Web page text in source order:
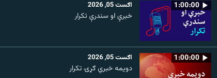
1:00:00 اګست 05, 2026
خبرې او سندرې تکرار
1:00:00 اګست 05, 2026
دویمه خبري ګړۍ تکرار